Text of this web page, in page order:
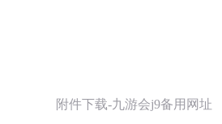
附件下载-九游会j9备用网址